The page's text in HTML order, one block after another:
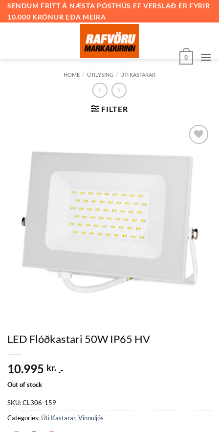
SkipSENDUM FRÍTT Á NÆSTA PÓSTHÚS EF VERSLAÐ ER FYRIR
10.000 KRÓNUR EÐA MEIRA
0
HOME / ÚTILÝSING / ÚTI KASTARAR
FILTER
LED Flóðkastari 50W IP65 HV
10.995 kr. .-
Out of stock
SKU:CL306-159
Categories: Úti Kastarar, Vinnuljós